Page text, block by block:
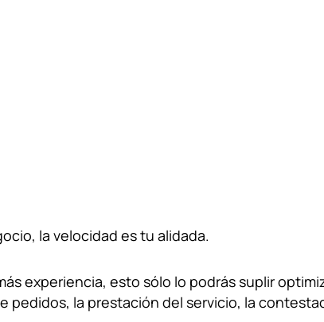
la velocidad es tu alidada.
experiencia, esto sólo lo podrás suplir
pedidos, la prestación del servicio, la